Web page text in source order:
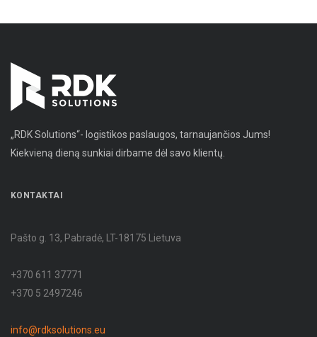
„RDK Solutions“- logistikos paslaugos, tarnaujančios Jums!
Kiekvieną dieną sunkiai dirbame dėl savo klientų.
KONTAKTAI
Pašto g. 13, Pabradė, LT-18175 Lietuva
+370 611 37771
+370 5 2497246
info@rdksolutions.eu